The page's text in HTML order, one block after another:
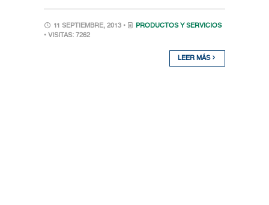
11 SEPTIEMBRE, 2013 •
PRODUCTOS Y SERVICIOS
• VISITAS: 7262
LEER MÁS